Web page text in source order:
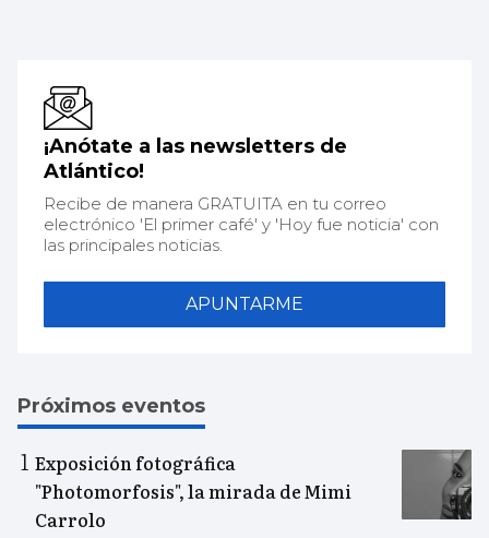
¡Anótate a las newsletters de
Atlántico!
Recibe de manera GRATUITA en tu correo
electrónico 'El primer café' y 'Hoy fue noticia' con
las principales noticias.
APUNTARME
Próximos eventos
Exposición fotográfica
"Photomorfosis", la mirada de Mimi
Carrolo